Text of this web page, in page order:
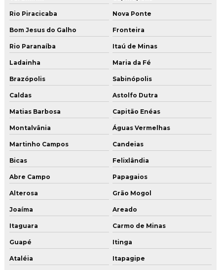
Rio Piracicaba Nova Ponte
Bom Jesus do Galho Fronteira
Rio Paranaíba Itaú de Minas
Ladainha Maria da Fé
Brazópolis Sabinópolis
Caldas Astolfo Dutra
Matias Barbosa Capitão Enéas
Montalvânia Águas Vermelhas
Martinho Campos Candeias
Bicas Felixlândia
Abre Campo Papagaios
Alterosa Grão Mogol
Joaíma Areado
Itaguara Carmo de Minas
Guapé Itinga
Ataléia Itapagipe